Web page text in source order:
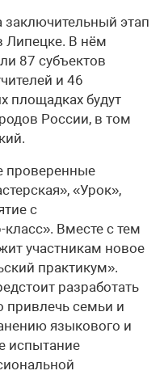
заключительный этап
Липецке. В нём
87 субъектов
и 46
площадках будут
России, в том
проверенные
«Урок»,
с
Вместе с тем
участникам новое
практикум».
разработать
привлечь семьи и
языкового и
испытание